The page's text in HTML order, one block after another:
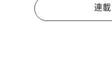
連